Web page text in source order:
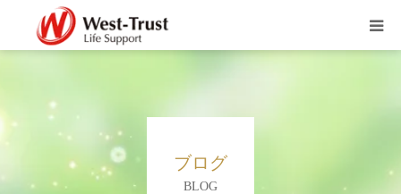
ブログ
BLOG
ブログ